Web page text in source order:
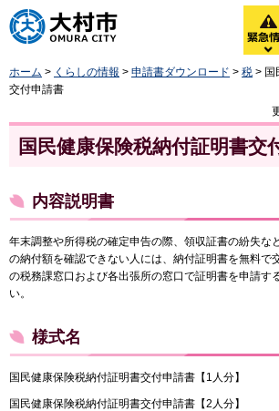
大村市
ホーム > くらしの情報 > 申請書ダウンロード > 税 > 国
交付申請書
国民健康保険税納付証明書交
内容説明書
年末調整や所得税の確定申告の際、領収証書の紛失な
の納付額を確認できない人には、納付証明書を無料で
の税務課窓口および各出張所の窓口で証明書を申請す
い。
様式名
国民健康保険税納付証明書交付申請書【1人分】
国民健康保険税納付証明書交付申請書【2人分】